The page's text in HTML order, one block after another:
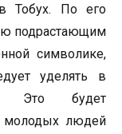
Тобух. По его
подрастающим
символике,
уделять в
Это будет
молодых людей